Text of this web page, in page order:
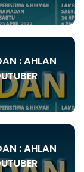
: AHLAN
: AHLAN